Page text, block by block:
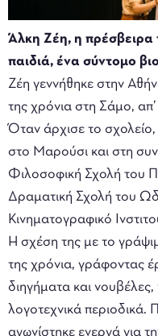
Άλκη Ζέη, η πρέσβειρα
παιδιά, ένα σύντομο
Ζέη γεννήθηκε στην
της χρόνια στη Σάμο,
Όταν άρχισε το σχολείο,
στο Μαρούσι και στη
Φιλοσοφική Σχολή του
Δραματική Σχολή του
Κινηματογραφικό
Η σχέση της με το
της χρόνια, γράφοντας
διηγήματα και
λογοτεχνικά
αγωνίστηκε ενεργά για